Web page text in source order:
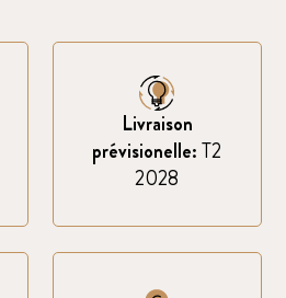
Livraison
prévisionelle:T2
2028